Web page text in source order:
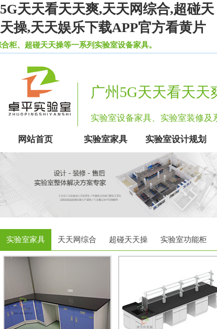
5G天天看天天爽,天天网综合,超碰天
天操,天天娱乐下载APP官方看黄片
碰天天操等一系列实验室设备家具。
广州5G天天看天
实验室设备家具、实验室装修
网站首页 实验室家具 实验室设计规划
实验室家具 天天网综合 超碰天天操 实验室功能柜